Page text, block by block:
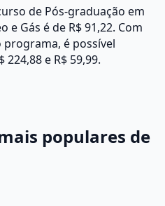
de Pós-graduação em
e Gás é de R$ 91,22. Com
é possível
e R$ 59,99.
populares de